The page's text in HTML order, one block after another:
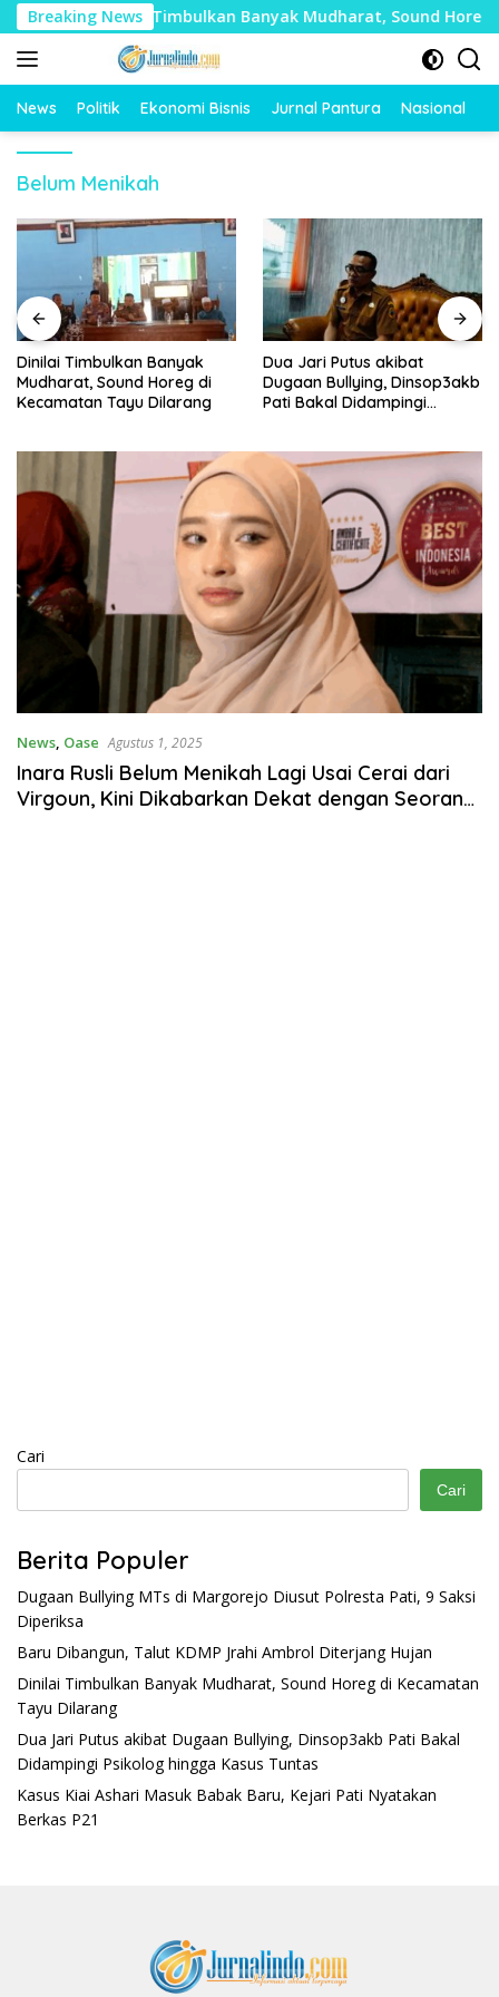
Langsung
ke
konten
Breaking News
Dinilai Timbulkan Banyak Mudharat, Sound Horeg
News Politik Ekonomi Bisnis Jurnal Pantura Nasional
Belum Menikah
Dinilai Timbulkan Banyak
Mudharat, Sound Horeg di
Kecamatan Tayu Dilarang
Dua Jari Putus akibat
Dugaan Bullying, Dinsop3akb
Pati Bakal Didampingi
News, Oase Agustus 1, 2025
Inara Rusli Belum Menikah Lagi Usai Cerai dari
Virgoun, Kini Dikabarkan Dekat dengan Seorang
Cari
Cari
Berita Populer
Dugaan Bullying MTs di Margorejo Diusut Polresta Pati, 9 Saksi
Diperiksa
Baru Dibangun, Talut KDMP Jrahi Ambrol Diterjang Hujan
Dinilai Timbulkan Banyak Mudharat, Sound Horeg di Kecamatan
Tayu Dilarang
Dua Jari Putus akibat Dugaan Bullying, Dinsop3akb Pati Bakal
Didampingi Psikolog hingga Kasus Tuntas
Kasus Kiai Ashari Masuk Babak Baru, Kejari Pati Nyatakan
Berkas P21